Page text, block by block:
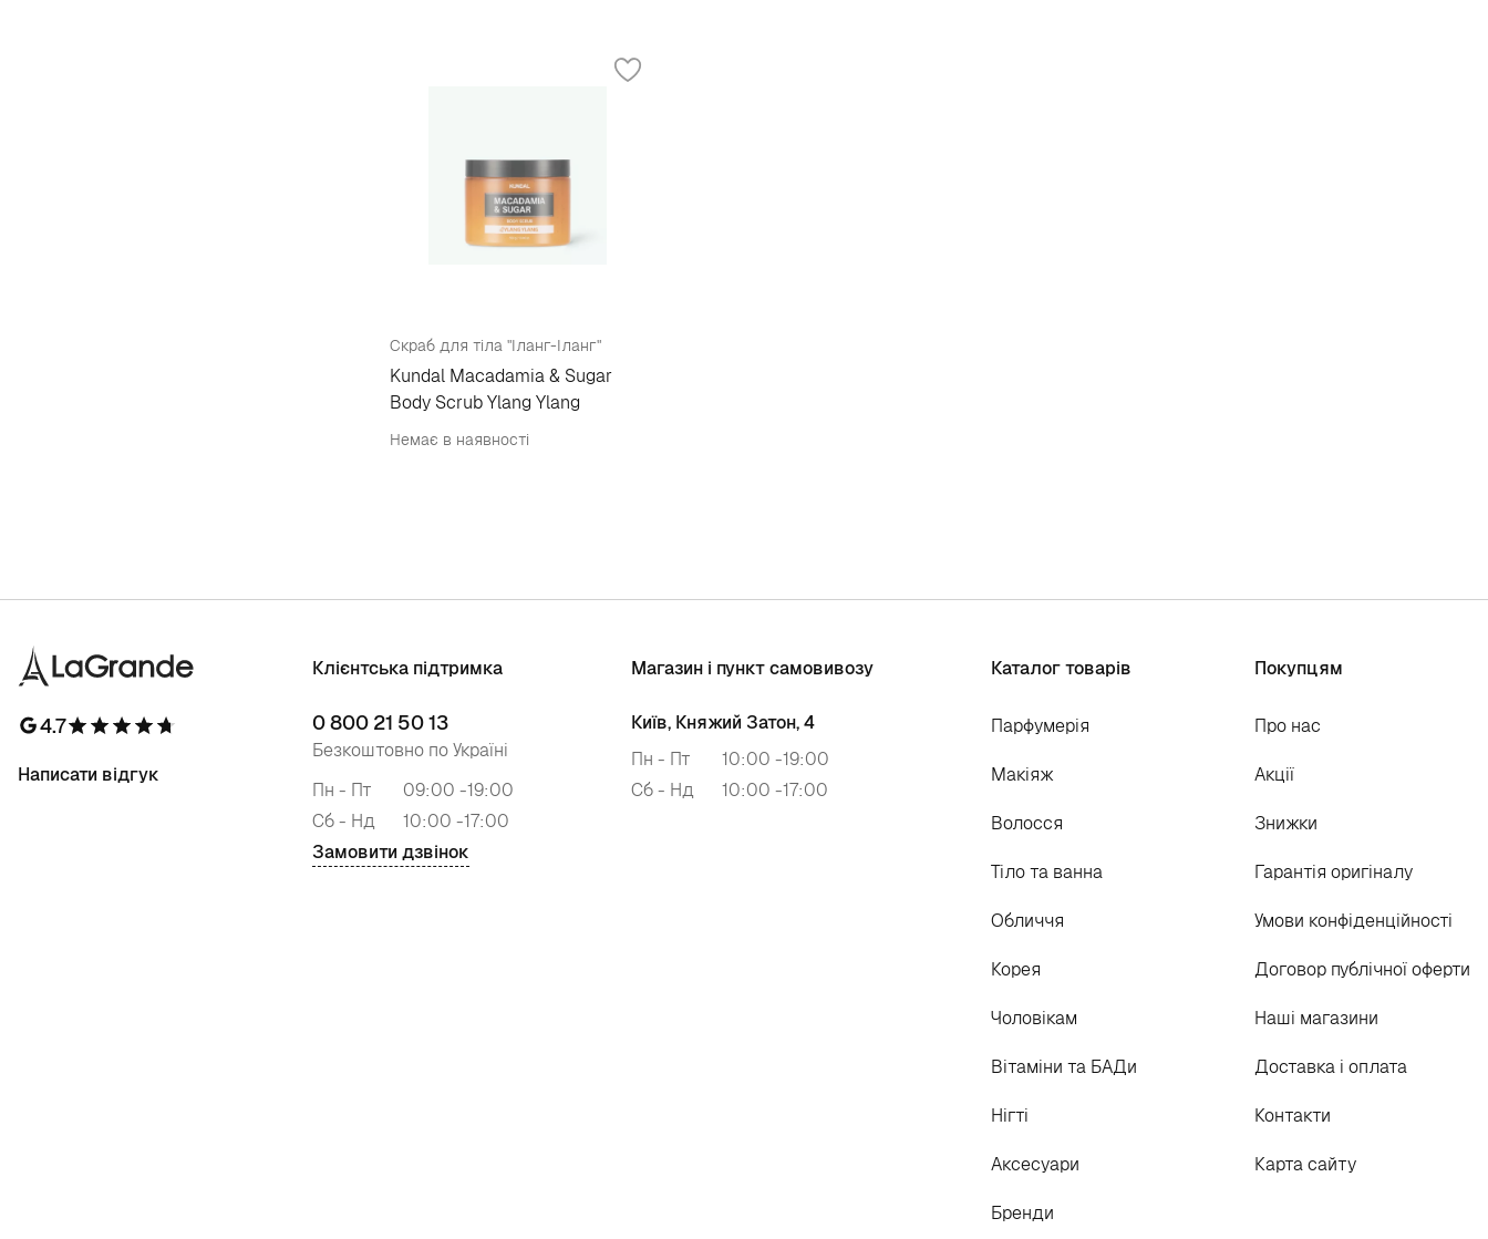
Скраб для тіла "Іланг-Іланг"
Kundal Macadamia & Sugar
Body Scrub Ylang Ylang
Немає в наявності
4.7
Написати відгук
Клієнтська підтримка
0 800 21 50 13
Безкоштовно по Україні
Пн - Пт
09:00 -19:00
Сб - Нд
10:00 -17:00
Замовити дзвінок
Магазин і пункт самовивозу
Київ, Княжий Затон, 4
Пн - Пт
10:00 -19:00
Сб - Нд
10:00 -17:00
Каталог товарів
Парфумерія
Макіяж
Волосся
Тіло та ванна
Обличчя
Корея
Чоловікам
Вітаміни та БАДи
Нігті
Аксесуари
Бренди
Покупцям
Про нас
Акції
Знижки
Гарантія оригіналу
Умови конфіденційності
Договор публічної оферти
Наші магазини
Доставка і оплата
Контакти
Карта сайту